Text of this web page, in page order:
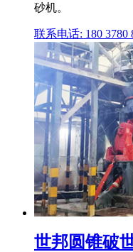
砂机。
联系电话: 180 3780
世邦圆锥破